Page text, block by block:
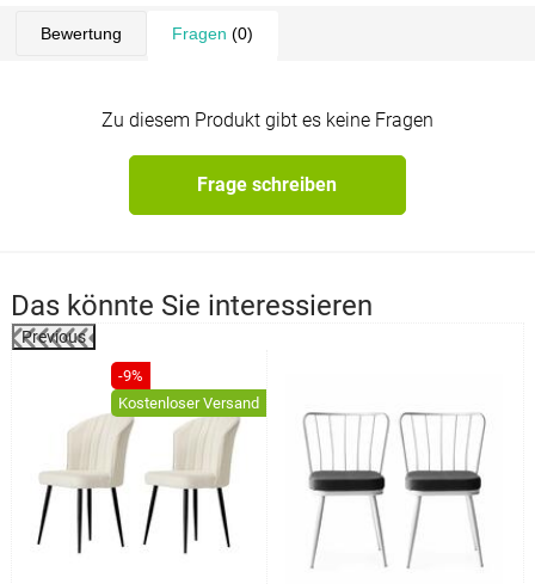
Bewertung Fragen (0)
Zu diesem Produkt gibt es keine Fragen
Frage schreiben
Das könnte Sie interessieren
Previous
-9%
Kostenloser Versand